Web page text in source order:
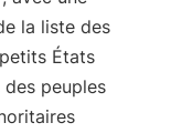
la liste des
États
des peuples